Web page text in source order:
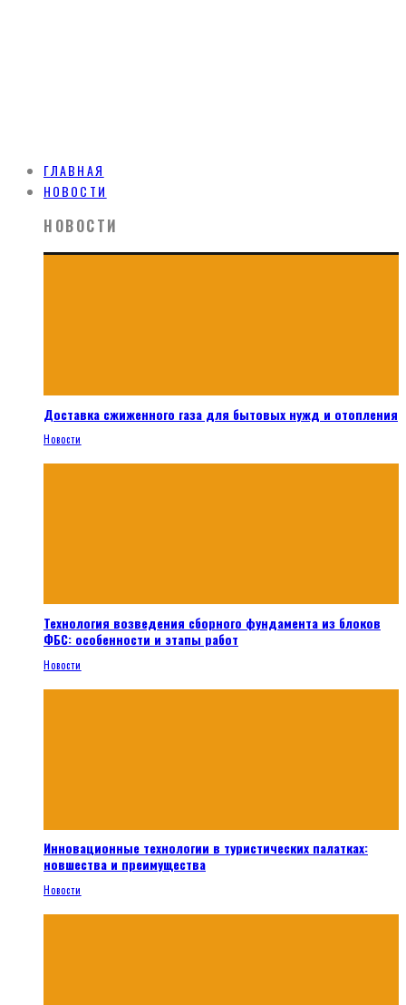
ГЛАВНАЯ
НОВОСТИ
НОВОСТИ
Доставка сжиженного газа для бытовых нужд и отопления
Новости
Технология возведения сборного фундамента из блоков
ФБС: особенности и этапы работ
Новости
Инновационные технологии в туристических палатках:
новшества и преимущества
Новости